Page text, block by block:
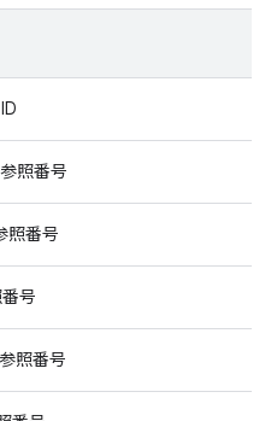
照番号
照番号
号
照番号